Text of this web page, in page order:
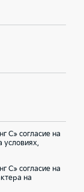
С» согласие на
условиях,
С» согласие на
на